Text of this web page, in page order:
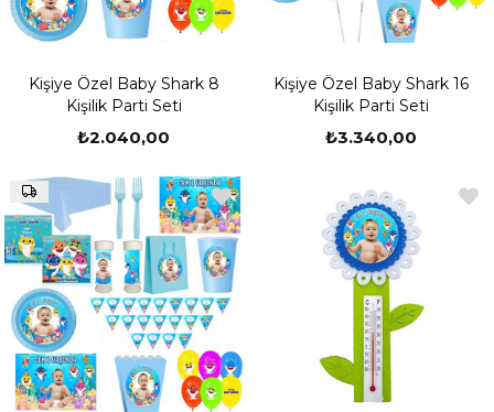
Baby shark kişiye özel doğum günü ile bebeğinizin doğum günü partisi için
güzel davetiyeler hazırlatabilirsiniz. Davetiyenin ön yüzüne baby shark
yapılacağı yer ve saati ile ilgili bilgileri davetiyeye yazabilirsiniz.
Baby Shark Parti Malzemeleri
Baby shark temalı parti malzemeleri ile partinin yapılacağı alanın süslemesi
Bebeğinizin resminin olduğu baby shark temalı duvar panosu ile parti
alanının hareketlendirebilirsiniz. Misafirler ile çocukları bu pano üzerinde
fotoğraf çektirebilir. Baby shark temalı parti malzemeleri içerisinde temalı
hediye çantaları da bulunmaktadır. Partiye gelenlere hazırladığınız küçük
hediyeleri bu küçük hediye çantaları içinde verebilirsiniz. Böylece çok daha
estetik bir görünüm olur. Misafirleriniz de bu jestinizden çok mutlu
olacaktır.
Kişiye Özel Baby Shark 8
Kişilik Parti Seti
₺2.040,00
Kişiye Özel Baby Shark 16
Kişilik Parti Seti
₺3.340,00